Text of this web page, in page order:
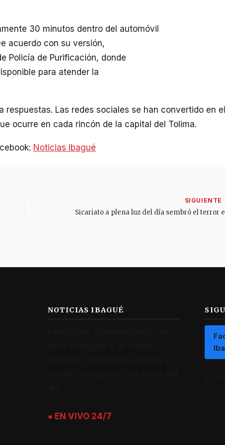
30 minutos dentro del automóvil
acuerdo con su versión,
Policía de Purificación, donde
para atender la
Las redes sociales se han convertido en el
ocurre en cada rincón de la capital del Tolima.
Noticias Ibagué
NOTICIAS IBAGUÉ
● EN VIVO 24/7